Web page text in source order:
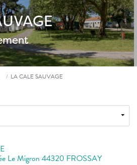
LA CALE SAUVAGE
Le Migron 44320 FROSSAY